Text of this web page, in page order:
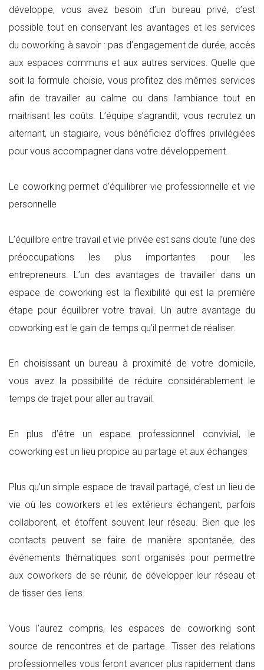
développe, vous avez besoin d’un bureau privé, c’est
possible tout en conservant les avantages et les services
du coworking à savoir : pas d’engagement de durée, accès
aux espaces communs et aux autres services. Quelle que
soit la formule choisie, vous profitez des mêmes services
afin de travailler au calme ou dans l’ambiance tout en
maitrisant les coûts. L’équipe s’agrandit, vous recrutez un
alternant, un stagiaire, vous bénéficiez d’offres privilégiées
pour vous accompagner dans votre développement.
Le coworking permet d’équilibrer vie professionnelle et vie
personnelle
L’équilibre entre travail et vie privée est sans doute l’une des
préoccupations les plus importantes pour les
entrepreneurs. L’un des avantages de travailler dans un
espace de coworking est la flexibilité qui est la première
étape pour équilibrer votre travail. Un autre avantage du
coworking est le gain de temps qu’il permet de réaliser.
En choisissant un bureau à proximité de votre domicile,
vous avez la possibilité de réduire considérablement le
temps de trajet pour aller au travail.
En plus d’être un espace professionnel convivial, le
coworking est un lieu propice au partage et aux échanges
Plus qu’un simple espace de travail partagé, c’est un lieu de
vie où les coworkers et les extérieurs échangent, parfois
collaborent, et étoffent souvent leur réseau. Bien que les
contacts peuvent se faire de manière spontanée, des
événements thématiques sont organisés pour permettre
aux coworkers de se réunir, de développer leur réseau et
de tisser des liens.
Vous l’aurez compris, les espaces de coworking sont
source de rencontres et de partage. Tisser des relations
professionnelles vous feront avancer plus rapidement dans